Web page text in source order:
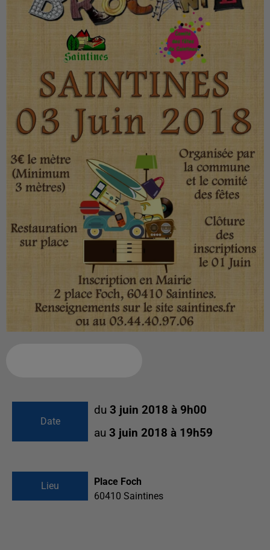
Date
du 3 juin 2018 à 9h00
au 3 juin 2018 à 19h59
Lieu
Place Foch
60410 Saintines